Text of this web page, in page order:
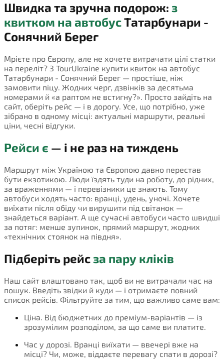
Швидка та зручна подорож: з
квитком на автобусТатарбунари -
Сонячний Берег
Мрієте про Європу, але не хочете витрачати цілі статки
на переліт? З TourUkraine купити квиток на автобус
Татарбунари - Сонячний Берег — простіше, ніж
замовити піцу. Жодних черг, дзвінків за десятьма
номерами й «а раптом не встигну?». Просто зайдіть на
сайт, оберіть рейс — і в дорогу. Усе, що потрібно, уже
зібрано в одному місці: актуальні маршрути, реальні
ціни, чесні відгуки.
Рейси є — і не раз на тиждень
Маршрут між Україною та Європою давно перестав
бути екзотикою. Люди їздять туди на роботу, до рідних,
за враженнями — і перевізники це знають. Тому
автобуси ходять часто: вранці, удень, уночі. Хочете
виїхати після обіду чи вирушити під світанок —
знайдеться варіант. А ще сучасні автобуси часто швидші
за потяг: менше зупинок, прямий маршрут, жодних
«технічних стоянок на півдня».
Підберіть рейсза пару кліків
Наш сайт влаштовано так, щоб ви не витрачали час на
пошук. Введіть звідки й куди — і отримаєте повний
список рейсів. Фільтруйте за тим, що важливо саме вам:
Ціна. Від бюджетних до преміум-варіантів — із
зрозумілим розподілом, за що саме ви платите.
Час у дорозі. Вранці виїхати — ввечері вже на
місці? Чи, може, віддаєте перевагу спати в дорозі?